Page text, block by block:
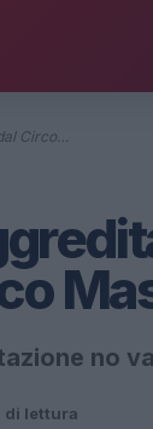
Circo…
no
di lettura